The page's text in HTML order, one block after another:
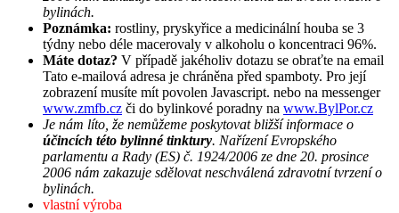
bylinách.
Poznámka: rostliny, pryskyřice a medicinální houba se 3
týdny nebo déle macerovaly v alkoholu o koncentraci 96%.
Máte dotaz? V případě jakéholiv dotazu se obraťte na email
Tato e-mailová adresa je chráněna před spamboty. Pro její
zobrazení musíte mít povolen Javascript. nebo na messenger
www.zmfb.cz či do bylinkové poradny na www.BylPor.cz
Je nám líto, že nemůžeme poskytovat bližší informace o
účincích této bylinné tinktury. Nařízení Evropského
parlamentu a Rady (ES) č. 1924/2006 ze dne 20. prosince
2006 nám zakazuje sdělovat neschválená zdravotní tvrzení o
bylinách.
vlastní výroba